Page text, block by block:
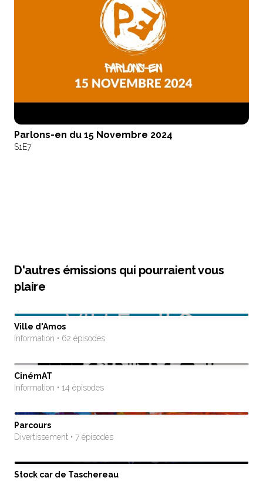
Parlons-en du 15 Novembre 2024
S1E7
D'autres émissions qui pourraient vous
plaire
Ville d'Amos
Information • 62 épisodes
CinémAT
Information • 14 épisodes
Parcours
Divertissement • 7 épisodes
Stock car de Taschereau